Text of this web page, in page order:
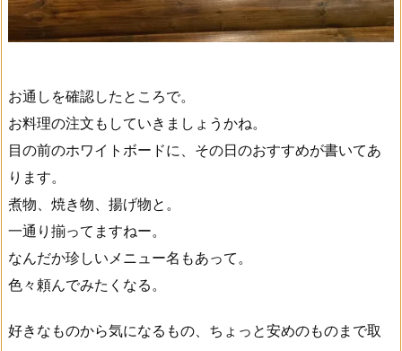
お通しを確認したところで。
お料理の注文もしていきましょうかね。
目の前のホワイトボードに、その日のおすすめが書いてあ
ります。
煮物、焼き物、揚げ物と。
一通り揃ってますねー。
なんだか珍しいメニュー名もあって。
色々頼んでみたくなる。
好きなものから気になるもの、ちょっと安めのものまで取